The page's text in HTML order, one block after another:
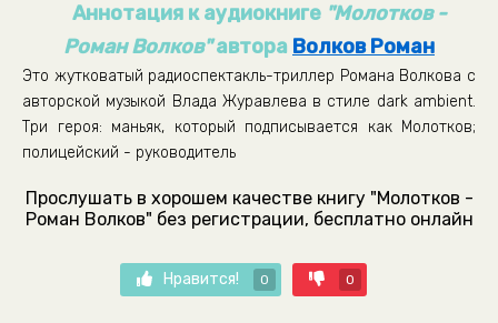
Аннотация к аудиокниге "Молотков -
Роман Волков"автора Волков Роман
Это жутковатый радиоспектакль-триллер Романа Волкова с
авторской музыкой Влада Журавлева в стиле dark ambient.
Три героя: маньяк, который подписывается как Молотков;
полицейский - руководитель
Прослушать в хорошем качестве книгу "Молотков -
Роман Волков" без регистрации, бесплатно онлайн
Нравится! 0 0